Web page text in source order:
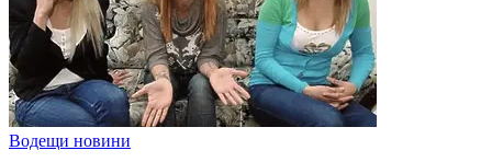
Водещи новини